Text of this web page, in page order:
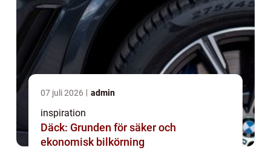
07 juli 2026 admin
inspiration
Däck: Grunden för säker och
ekonomisk bilkörning